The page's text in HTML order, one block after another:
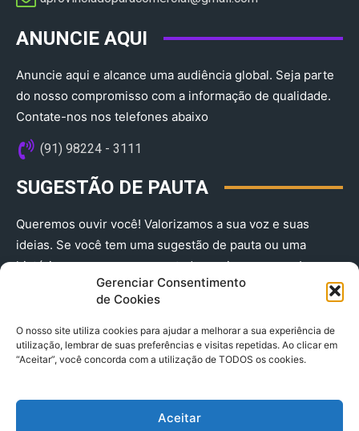
Gerenciar Consentimento
de Cookies
O nosso site utiliza cookies para ajudar a melhorar a sua experiência de
utilização, lembrar de suas preferências e visitas repetidas. Ao clicar em
“Aceitar”, você concorda com a utilização de TODOS os cookies.
Aceitar
ANUNCIE AQUI
Anuncie aqui e alcance uma audiência global. Seja parte
do nosso compromisso com a informação de qualidade.
Contate-nos nos telefones abaixo
(91) 98224 - 3111
SUGESTÃO DE PAUTA
Queremos ouvir você! Valorizamos a sua voz e suas
ideias. Se você tem uma sugestão de pauta ou uma
história que merece ser contada, envie-nos agora!
(91) 98224 - 3111